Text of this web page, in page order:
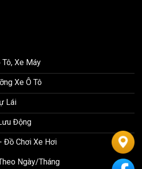
Tô, Xe Máy
Xe Ô Tô
Lái
Động
Đồ Chơi Xe Hơi
Ngày/Tháng